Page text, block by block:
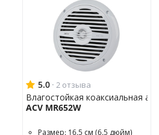
5.0 · 2 отзыва
Влагостойкая коаксиальная
ACV MR652W
Размер: 16.5 см (6.5 дюйм)